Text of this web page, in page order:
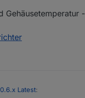
Gehäusetemperatur -
Latest: